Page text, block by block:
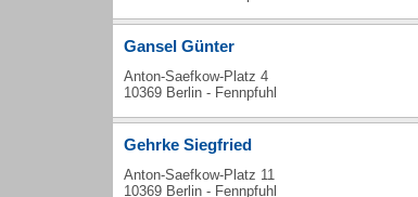
Gansel Günter
Anton-Saefkow-Platz 4
10369 Berlin - Fennpfuhl
Gehrke Siegfried
Anton-Saefkow-Platz 11
10369 Berlin - Fennpfuhl